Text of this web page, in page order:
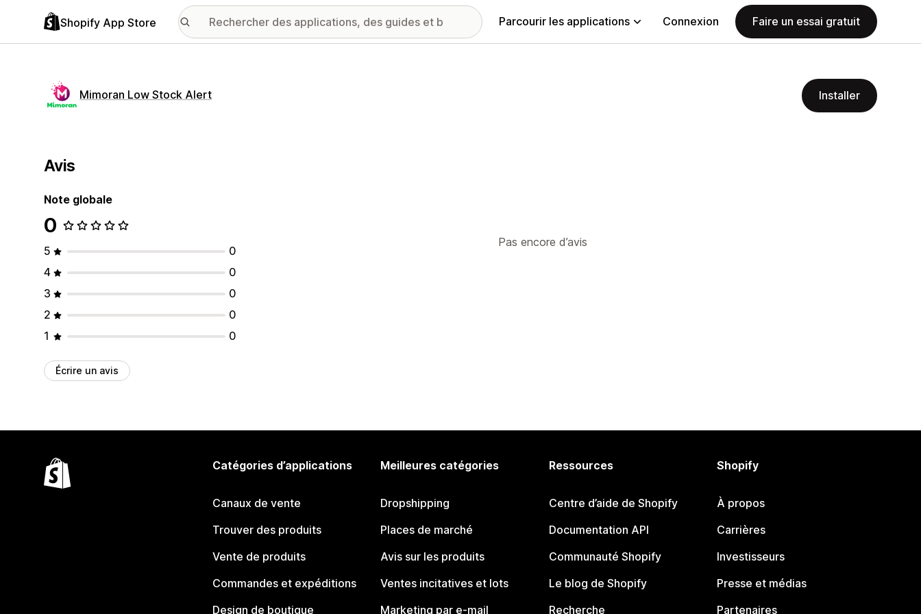
Shopify App Store Parcourir les applications Connexion Faire un essai gratuit
Mimoran Low Stock Alert Installer
Avis
Note globale
0
5
0
4
0
3
0
2
0
1
0
Écrire un avis
Pas encore d’avis
Catégories d’applications
Canaux de vente
Trouver des produits
Vente de produits
Commandes et expéditions
Design de boutique
Meilleures catégories
Dropshipping
Places de marché
Avis sur les produits
Ventes incitatives et lots
Marketing par e-mail
Ressources
Centre d’aide de Shopify
Documentation API
Communauté Shopify
Le blog de Shopify
Recherche
Shopify
À propos
Carrières
Investisseurs
Presse et médias
Partenaires